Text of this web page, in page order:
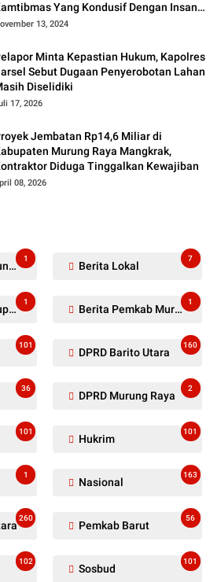
Yang Kondusif Dengan Insan
13, 2024
Minta Kepastian Hukum, Kapolres
Sebut Dugaan Penyerobotan Lahan
Diselidiki
17, 2026
Jembatan Rp14,6 Miliar di
Murung Raya Mangkrak,
Diduga Tinggalkan Kewajiban
08, 2026
1
Berita Lokal
7
1
Berita Pemkab Murung Raya
1
101
DPRD Barito Utara
160
36
DPRD Murung Raya
2
101
Hukrim
101
1
Nasional
163
260
Pemkab Barut
56
102
Sosbud
101